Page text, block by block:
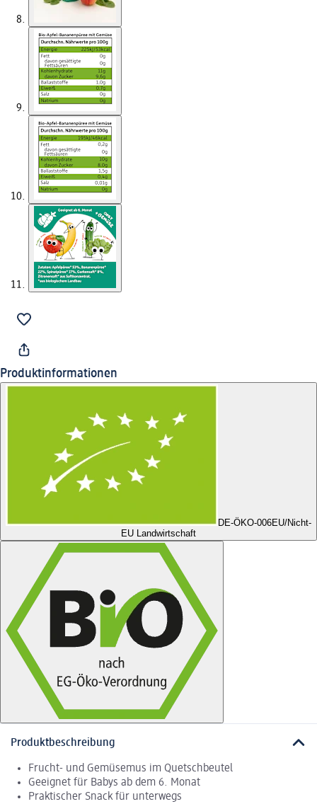
Produktinformationen
DE-ÖKO-006EU/Nicht-
EU Landwirtschaft
Produktbeschreibung
Frucht- und Gemüsemus im Quetschbeutel
Geeignet für Babys ab dem 6. Monat
Praktischer Snack für unterwegs